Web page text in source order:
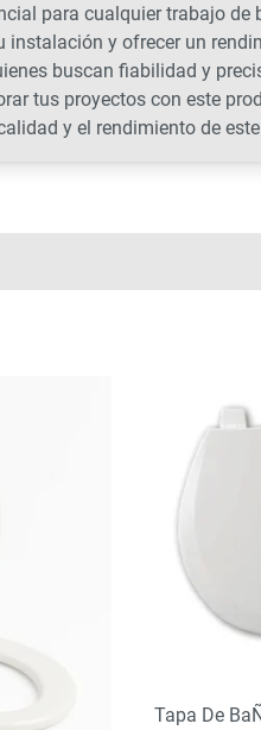
para cualquier trabajo de
y ofrecer un
buscan fiabilidad y
tus proyectos con este
y el rendimiento de
Tapa De